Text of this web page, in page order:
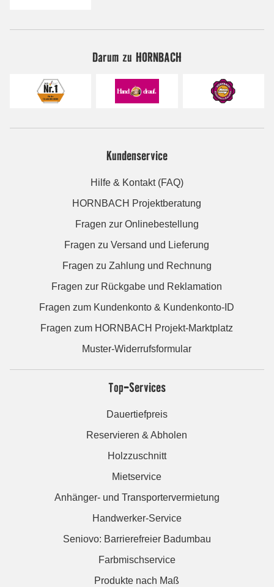
Darum zu HORNBACH
Kundenservice
Hilfe & Kontakt (FAQ)
HORNBACH Projektberatung
Fragen zur Onlinebestellung
Fragen zu Versand und Lieferung
Fragen zu Zahlung und Rechnung
Fragen zur Rückgabe und Reklamation
Fragen zum Kundenkonto & Kundenkonto-ID
Fragen zum HORNBACH Projekt-Marktplatz
Muster-Widerrufsformular
Top-Services
Dauertiefpreis
Reservieren & Abholen
Holzzuschnitt
Mietservice
Anhänger- und Transportervermietung
Handwerker-Service
Seniovo: Barrierefreier Badumbau
Farbmischservice
Produkte nach Maß